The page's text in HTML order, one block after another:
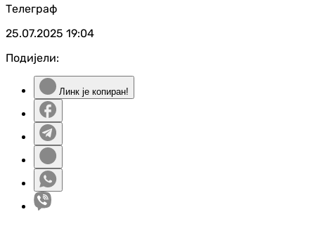
Телеграф
25.07.2025 19:04
Подијели:
Линк је копиран!